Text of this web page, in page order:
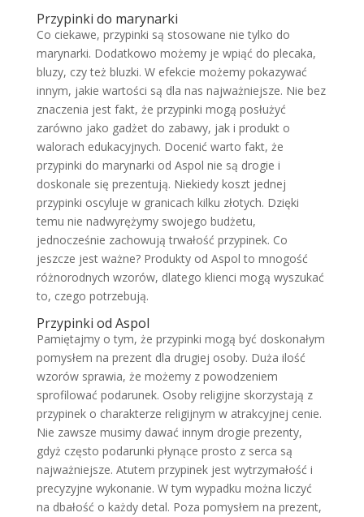
Przypinki do marynarki
Co ciekawe, przypinki są stosowane nie tylko do
marynarki. Dodatkowo możemy je wpiąć do plecaka,
bluzy, czy też bluzki. W efekcie możemy pokazywać
innym, jakie wartości są dla nas najważniejsze. Nie bez
znaczenia jest fakt, że przypinki mogą posłużyć
zarówno jako gadżet do zabawy, jak i produkt o
walorach edukacyjnych. Docenić warto fakt, że
przypinki do marynarki od Aspol nie są drogie i
doskonale się prezentują. Niekiedy koszt jednej
przypinki oscyluje w granicach kilku złotych. Dzięki
temu nie nadwyrężymy swojego budżetu,
jednocześnie zachowują trwałość przypinek. Co
jeszcze jest ważne? Produkty od Aspol to mnogość
różnorodnych wzorów, dlatego klienci mogą wyszukać
to, czego potrzebują.
Przypinki od Aspol
Pamiętajmy o tym, że przypinki mogą być doskonałym
pomysłem na prezent dla drugiej osoby. Duża ilość
wzorów sprawia, że możemy z powodzeniem
sprofilować podarunek. Osoby religijne skorzystają z
przypinek o charakterze religijnym w atrakcyjnej cenie.
Nie zawsze musimy dawać innym drogie prezenty,
gdyż często podarunki płynące prosto z serca są
najważniejsze. Atutem przypinek jest wytrzymałość i
precyzyjne wykonanie. W tym wypadku można liczyć
na dbałość o każdy detal. Poza pomysłem na prezent,